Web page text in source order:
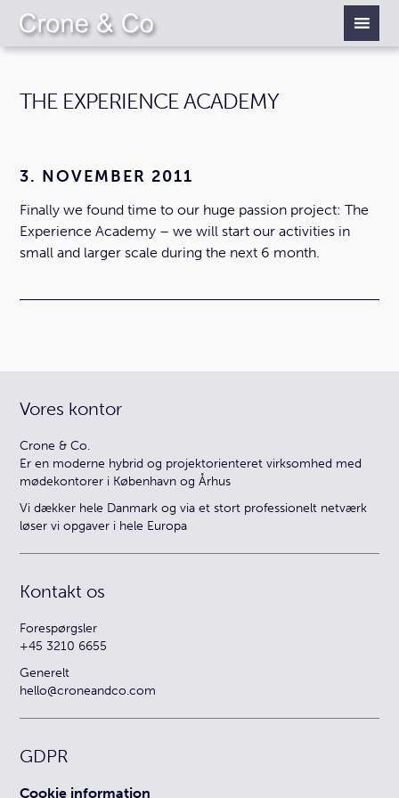
THE EXPERIENCE ACADEMY
3. NOVEMBER 2011
Finally we found time to our huge passion project: The
Experience Academy – we will start our activities in
small and larger scale during the next 6 month.
Vores kontor
Crone & Co.
Er en moderne hybrid og projektorienteret virksomhed med
mødekontorer i København og Århus
Vi dækker hele Danmark og via et stort professionelt netværk
løser vi opgaver i hele Europa
Kontakt os
Forespørgsler
+45 3210 6655
Generelt
hello@croneandco.com
GDPR
Cookie information